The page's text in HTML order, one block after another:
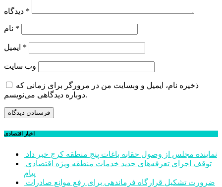
*
*
*
وب‌ سایت
ذخیره نام، ایمیل و وبسایت من در مرورگر برای زمانی که
دوباره دیدگاهی می‌نویسم.
اخبار اقتصادی
نماینده مجلس از وصول حقابه باغات پنج منطقه کرج خبر داد
پیام